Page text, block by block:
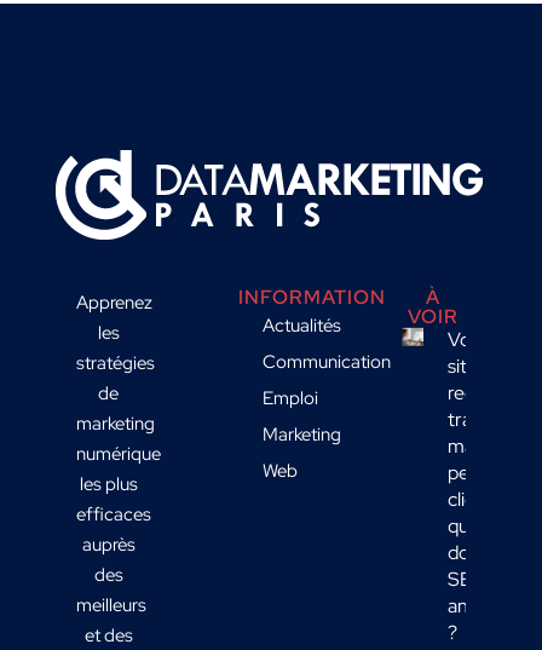
Apprenez
les
stratégies
de
marketing
numérique
les plus
efficaces
auprès
des
meilleurs
et des
INFORMATION
Actualités
Communication
Emploi
Marketing
Web
À
VOIR
Votre
site
reçoit du
trafic
mais
peu de
clients :
quelles
données
SEO
analyser
?